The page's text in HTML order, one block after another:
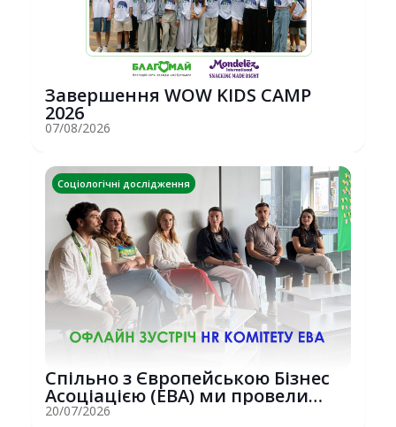
Завершення WOW KIDS CAMP
2026
07/08/2026
Соціологічні дослідження
Спільно з Європейською Бізнес
Асоціацією (EBA) ми провели
потужну о...
20/07/2026